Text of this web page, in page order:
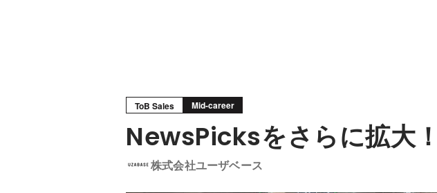
ToB Sales Mid-career
NewsPicksをさらに拡大
株式会社ユーザベース